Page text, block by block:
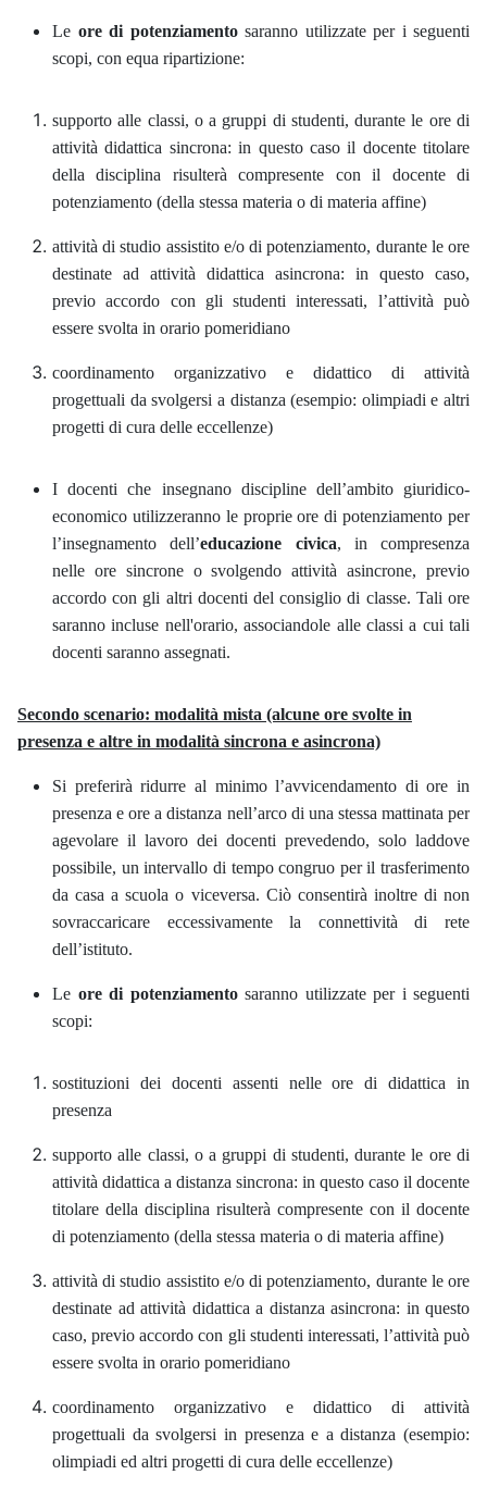
Le ore di potenziamentosaranno utilizzate per i seguenti
scopi, con equa ripartizione:
supporto alle classi, o a gruppi di studenti, durante le ore di
attività didattica sincrona: in questo caso il docente titolare
della disciplina risulterà compresente con il docente di
potenziamento (della stessa materia o di materia affine)
attività di studio assistito e/o di potenziamento, durante le ore
destinate ad attività didattica asincrona: in questo caso,
previo accordo con gli studenti interessati, l’attività può
essere svolta in orario pomeridiano
coordinamento organizzativo e didattico di attività
progettuali da svolgersi a distanza (esempio: olimpiadi e altri
progetti di cura delle eccellenze)
I docenti che insegnano discipline dell’ambito giuridico-
economico utilizzeranno le proprie ore di potenziamento per
l’insegnamento dell’educazione civica, in compresenza
nelle ore sincrone o svolgendo attività asincrone, previo
accordo con gli altri docenti del consiglio di classe. Tali ore
saranno incluse nell'orario, associandole alle classi a cui tali
docenti saranno assegnati.
Secondo scenario: modalità mista (alcune ore svolte in
presenza e altre in modalità sincrona e asincrona)
Si preferirà ridurre al minimo l’avvicendamento di ore in
presenza e ore a distanza nell’arco di una stessa mattinata per
agevolare il lavoro dei docenti prevedendo, solo laddove
possibile, un intervallo di tempo congruo per il trasferimento
da casa a scuola o viceversa. Ciò consentirà inoltre di non
sovraccaricare eccessivamente la connettività di rete
dell’istituto.
Le ore di potenziamentosaranno utilizzate per i seguenti
scopi:
sostituzioni dei docenti assenti nelle ore di didattica in
presenza
supporto alle classi, o a gruppi di studenti, durante le ore di
attività didattica a distanza sincrona: in questo caso il docente
titolare della disciplina risulterà compresente con il docente
di potenziamento (della stessa materia o di materia affine)
attività di studio assistito e/o di potenziamento, durante le ore
destinate ad attività didattica a distanza asincrona: in questo
caso, previo accordo con gli studenti interessati, l’attività può
essere svolta in orario pomeridiano
coordinamento organizzativo e didattico di attività
progettuali da svolgersi in presenza e a distanza (esempio:
olimpiadi ed altri progetti di cura delle eccellenze)